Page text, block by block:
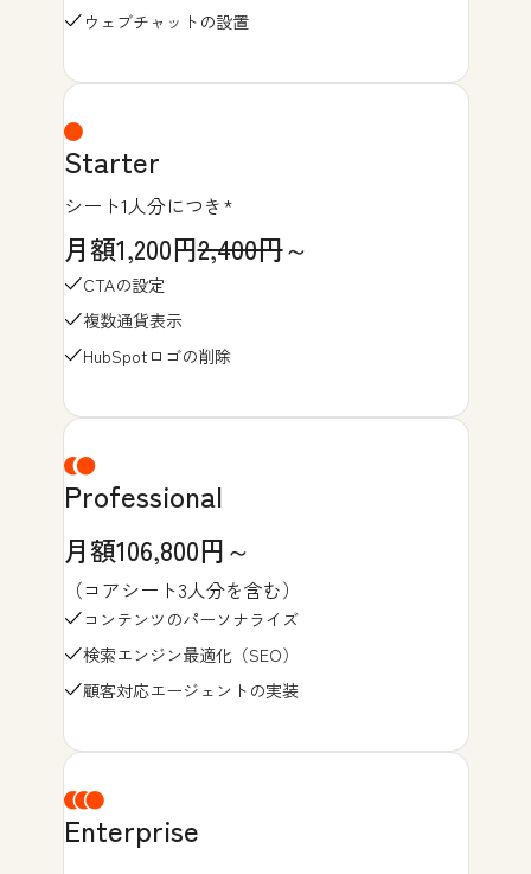
ウェブチャットの設置
Starter
シート1人分につき*
月額1,200円2,400円～
CTAの設定
複数通貨表示
HubSpotロゴの削除
Professional
月額106,800円～
（コアシート3人分を含む）
コンテンツのパーソナライズ
検索エンジン最適化（SEO）
顧客対応エージェントの実装
Enterprise